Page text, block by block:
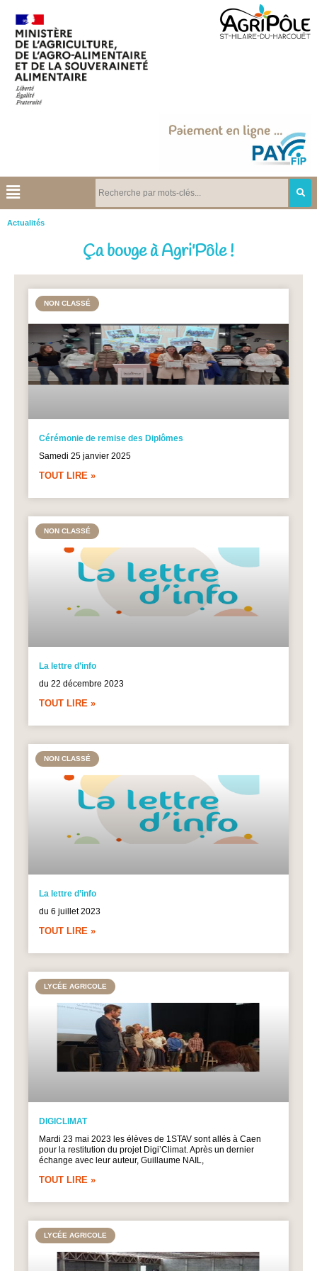
Actualités
Ça bouge à Agri'Pôle !
NON CLASSÉ
Cérémonie de remise des Diplômes
Samedi 25 janvier 2025
TOUT LIRE »
NON CLASSÉ
La lettre d’info
du 22 décembre 2023
TOUT LIRE »
NON CLASSÉ
La lettre d’info
du 6 juillet 2023
TOUT LIRE »
LYCÉE AGRICOLE
DIGICLIMAT
Mardi 23 mai 2023 les élèves de 1STAV sont allés à Caen
pour la restitution du projet Digi’Climat. Après un dernier
échange avec leur auteur, Guillaume NAIL,
TOUT LIRE »
LYCÉE AGRICOLE